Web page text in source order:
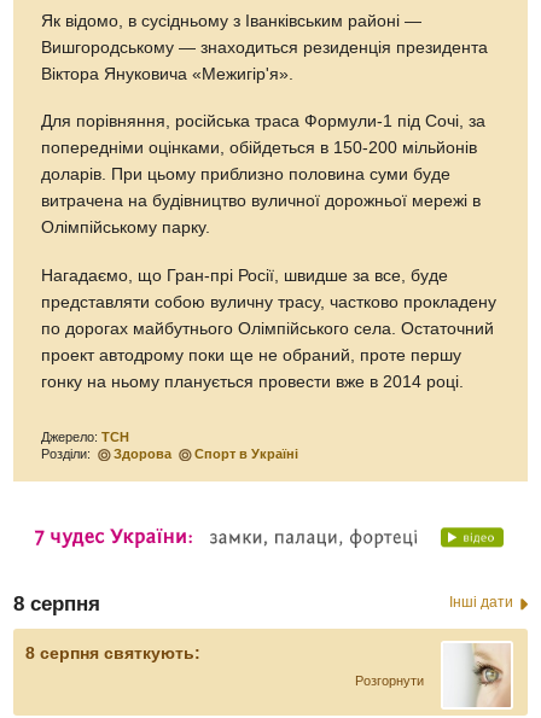
Як відомо, в сусідньому з Іванківським районі —
Вишгородському — знаходиться резиденція президента
Віктора Януковича «Межигір'я».
Для порівняння, російська траса Формули-1 під Сочі, за
попередніми оцінками, обійдеться в 150-200 мільйонів
доларів. При цьому приблизно половина суми буде
витрачена на будівництво вуличної дорожньої мережі в
Олімпійському парку.
Нагадаємо, що Гран-прі Росії, швидше за все, буде
представляти собою вуличну трасу, частково прокладену
по дорогах майбутнього Олімпійського села. Остаточний
проект автодрому поки ще не обраний, проте першу
гонку на ньому планується провести вже в 2014 році.
Джерело:ТСН
Розділи:
Здорова Спорт в Україні
8 серпня Інші дати
8 серпня святкують:
Розгорнути